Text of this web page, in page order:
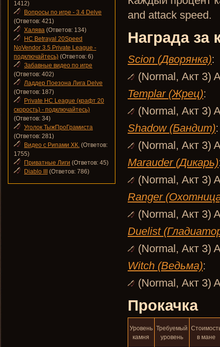
and attack speed.
Награда за
Scion (Дворянка):
(Normal, Акт 3)
Templar (Жрец):
(Normal, Акт 3)
Shadow (Бандит):
(Normal, Акт 3)
Marauder (Дикарь)
(Normal, Акт 3)
Ranger
(Normal, Акт 3)
Duelist
(Normal, Акт 3)
Witch (Ведьма):
(Normal, Акт 3)
Прокачка
Уровень
камня
Требуемый
уровень
в мане
1412)
Вопросы по игре - 3.4 Delve
(Ответов: 421)
Халява (Ответов: 134)
HC Betrayal 20Speed
NoVendor 3.5 Private League -
подключайтесь) (Ответов: 6)
Забавные видео по игре
(Ответов: 402)
Ладдер Поезона Лига Delve
(Ответов: 187)
Private HC League (крафт 20
скорость) - подключайтесь)
(Ответов: 34)
Уголок ТыжПроГрамиста
(Ответов: 281)
Видео с Рипами ХК. (Ответов:
1755)
Приватные Лиги (Ответов: 45)
Diablo III
(Ответов: 786)